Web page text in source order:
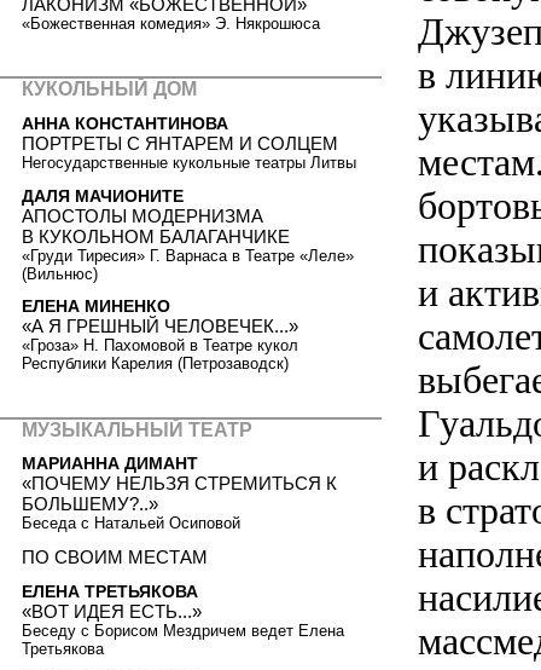
в
и
и
в
ЛАКОНИЗМ «БОЖЕСТВЕННОЙ»
«Божественная комедия» Э. Някрошюса
КУКОЛЬНЫЙ ДОМ
АННА КОНСТАНТИНОВА
ПОРТРЕТЫ С ЯНТАРЕМ И СОЛЦЕМ
Негосударственные кукольные театры Литвы
ДАЛЯ МАЧИОНИТЕ
АПОСТОЛЫ МОДЕРНИЗМА
В КУКОЛЬНОМ БАЛАГАНЧИКЕ
«Груди Тиресия» Г. Варнаса в Театре «Леле»
(Вильнюс)
ЕЛЕНА МИНЕНКО
«А Я ГРЕШНЫЙ ЧЕЛОВЕЧЕК...»
«Гроза» Н. Пахомовой в Театре кукол
Республики Карелия (Петрозаводск)
МУЗЫКАЛЬНЫЙ ТЕАТР
МАРИАННА ДИМАНТ
«ПОЧЕМУ НЕЛЬЗЯ СТРЕМИТЬСЯ К
БОЛЬШЕМУ?..»
Беседа с Натальей Осиповой
ПО СВОИМ МЕСТАМ
ЕЛЕНА ТРЕТЬЯКОВА
«ВОТ ИДЕЯ ЕСТЬ...»
Беседу с Борисом Мездричем ведет Елена
Третьякова